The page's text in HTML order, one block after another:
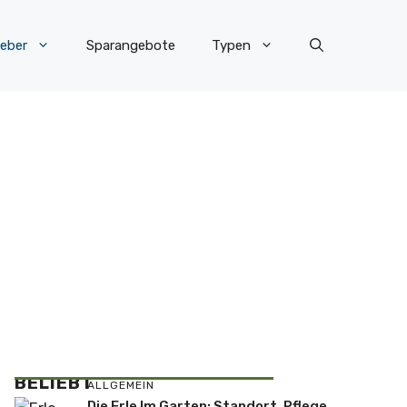
Sparangebote Typen
BELIEBTALLGEMEIN